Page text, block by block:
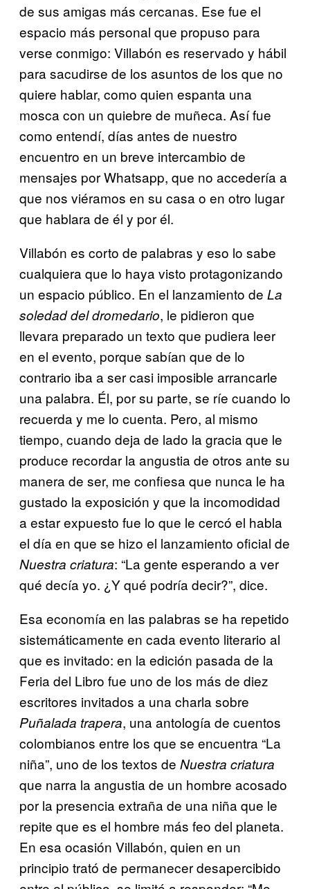
de sus amigas más cercanas. Ese fue el
espacio más personal que propuso para
verse conmigo: Villabón es reservado y hábil
para sacudirse de los asuntos de los que no
quiere hablar, como quien espanta una
mosca con un quiebre de muñeca. Así fue
como entendí, días antes de nuestro
encuentro en un breve intercambio de
mensajes por Whatsapp, que no accedería a
que nos viéramos en su casa o en otro lugar
que hablara de él y por él.
Villabón es corto de palabras y eso lo sabe
cualquiera que lo haya visto protagonizando
un espacio público. En el lanzamiento de La
soledad del dromedario, le pidieron que
llevara preparado un texto que pudiera leer
en el evento, porque sabían que de lo
contrario iba a ser casi imposible arrancarle
una palabra. Él, por su parte, se ríe cuando lo
recuerda y me lo cuenta. Pero, al mismo
tiempo, cuando deja de lado la gracia que le
produce recordar la angustia de otros ante su
manera de ser, me confiesa que nunca le ha
gustado la exposición y que la incomodidad
a estar expuesto fue lo que le cercó el habla
el día en que se hizo el lanzamiento oficial de
Nuestra criatura: “La gente esperando a ver
qué decía yo. ¿Y qué podría decir?”, dice.
Esa economía en las palabras se ha repetido
sistemáticamente en cada evento literario al
que es invitado: en la edición pasada de la
Feria del Libro fue uno de los más de diez
escritores invitados a una charla sobre
Puñalada trapera, una antología de cuentos
colombianos entre los que se encuentra “La
niña”, uno de los textos de Nuestra criatura
que narra la angustia de un hombre acosado
por la presencia extraña de una niña que le
repite que es el hombre más feo del planeta.
En esa ocasión Villabón, quien en un
principio trató de permanecer desapercibido